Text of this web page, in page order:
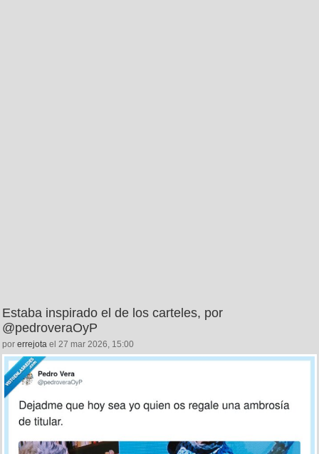
Estaba inspirado el de los carteles, por
@pedroveraOyP
por errejota el 27 mar 2026, 15:00